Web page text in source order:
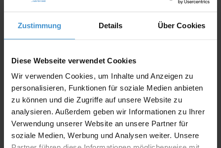
Zustimmung Details Über Cookies
Diese Webseite verwendet Cookies
Wir verwenden Cookies, um Inhalte und Anzeigen zu
personalisieren, Funktionen für soziale Medien anbieten
zu können und die Zugriffe auf unsere Website zu
analysieren. Außerdem geben wir Informationen zu Ihrer
Verwendung unserer Website an unsere Partner für
soziale Medien, Werbung und Analysen weiter. Unsere
In den
Angebot drucken
Individuelle Anfrage
Lieferzeiten